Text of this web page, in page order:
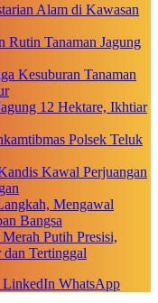
Alam di Kawasan
Rutin Tanaman Jagung
Kesuburan Tanaman
12 Hektare, Ikhtiar
Polsek Teluk
Kawal Perjuangan
Mengawal
Bangsa
Putih Presisi,
dan Tertinggal
LinkedIn WhatsApp